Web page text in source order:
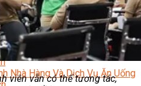
Món Ăn
Uống
Nhà Hàng Và Dịch Vụ Ăn Uống
viên vẫn có thể tương tác,